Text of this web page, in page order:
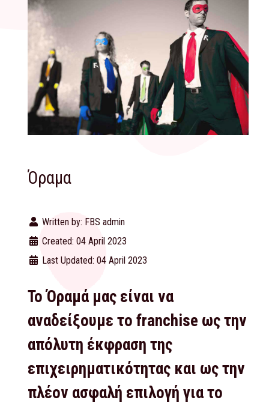
Όραμα
Written by: FBS admin
Created: 04 April 2023
Last Updated: 04 April 2023
Το Όραμά μας είναι να
αναδείξουμε το franchise ως την
απόλυτη έκφραση της
επιχειρηματικότητας και ως την
πλέον ασφαλή επιλογή για το